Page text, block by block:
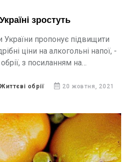
зростуть
України пропонує підвищити
ціни на алкогольні напої, -
з посиланням на
обрії 20 жовтня, 2021